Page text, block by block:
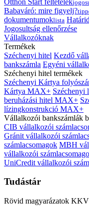
Babaváró: mire figyelj?
dokumentumoklista
Jogosultság ellenőrzése
Vállalkozóknak
Termékek
Széchenyi hitel Kezdő
bankszámla Egyéni
Széchenyi hitel termékek
Széchenyi Kártya
Kártya MAX+
beruházási hitel MAX+
lízingkonstrukció MAX+
Vállalkozói bankszámlák
CIB vállalkozói
Gránit vállalkozói
számlacsomagok MBH
vállalkozói
UniCredit vállalkozói
Tudástár
Rövid magyarázatok